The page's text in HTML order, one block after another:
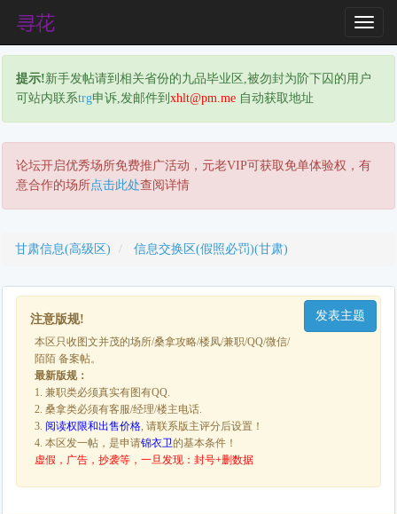
T
o
g
e
N
a
o
n
提示!新手发帖请到相关省份的九品毕业区,被勿封为阶下囚的用户
可站内联系trg申诉,发邮件到 xhlt@pm.me 自动获取地址
论坛开启优秀场所免费推广活动，元老VIP可获取免单体验权，有
意合作的场所点击此处查阅详情
甘肃信息(高级区) 信息交换区(假照必罚)(甘肃)
发表主题
注意版规!
本区只收图文并茂的场所/桑拿攻略/楼凤/兼职/QQ/微信/
陌陌 备案帖。
最新版规：
1. 兼职类必须真实有图有QQ.
2. 桑拿类必须有客服/经理/楼主电话.
3. 阅读权限和出售价格, 请联系版主评分后设置！
4. 本区发一帖，是申请锦衣卫的基本条件！
虚假，广告，抄袭等，一旦发现：封号+删数据